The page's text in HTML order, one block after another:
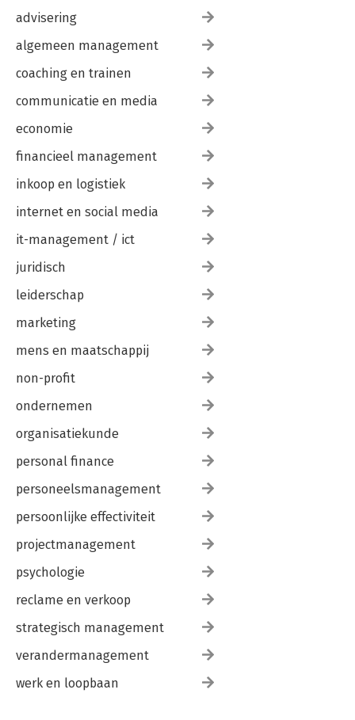
Appendix II Concepts and definitions
References
Literature
Acknowledgements
advisering
algemeen management
coaching en trainen
communicatie en media
economie
financieel management
inkoop en logistiek
internet en social media
it-management / ict
juridisch
leiderschap
marketing
mens en maatschappij
non-profit
ondernemen
organisatiekunde
personal finance
personeelsmanagement
persoonlijke effectiviteit
projectmanagement
psychologie
reclame en verkoop
strategisch management
verandermanagement
werk en loopbaan